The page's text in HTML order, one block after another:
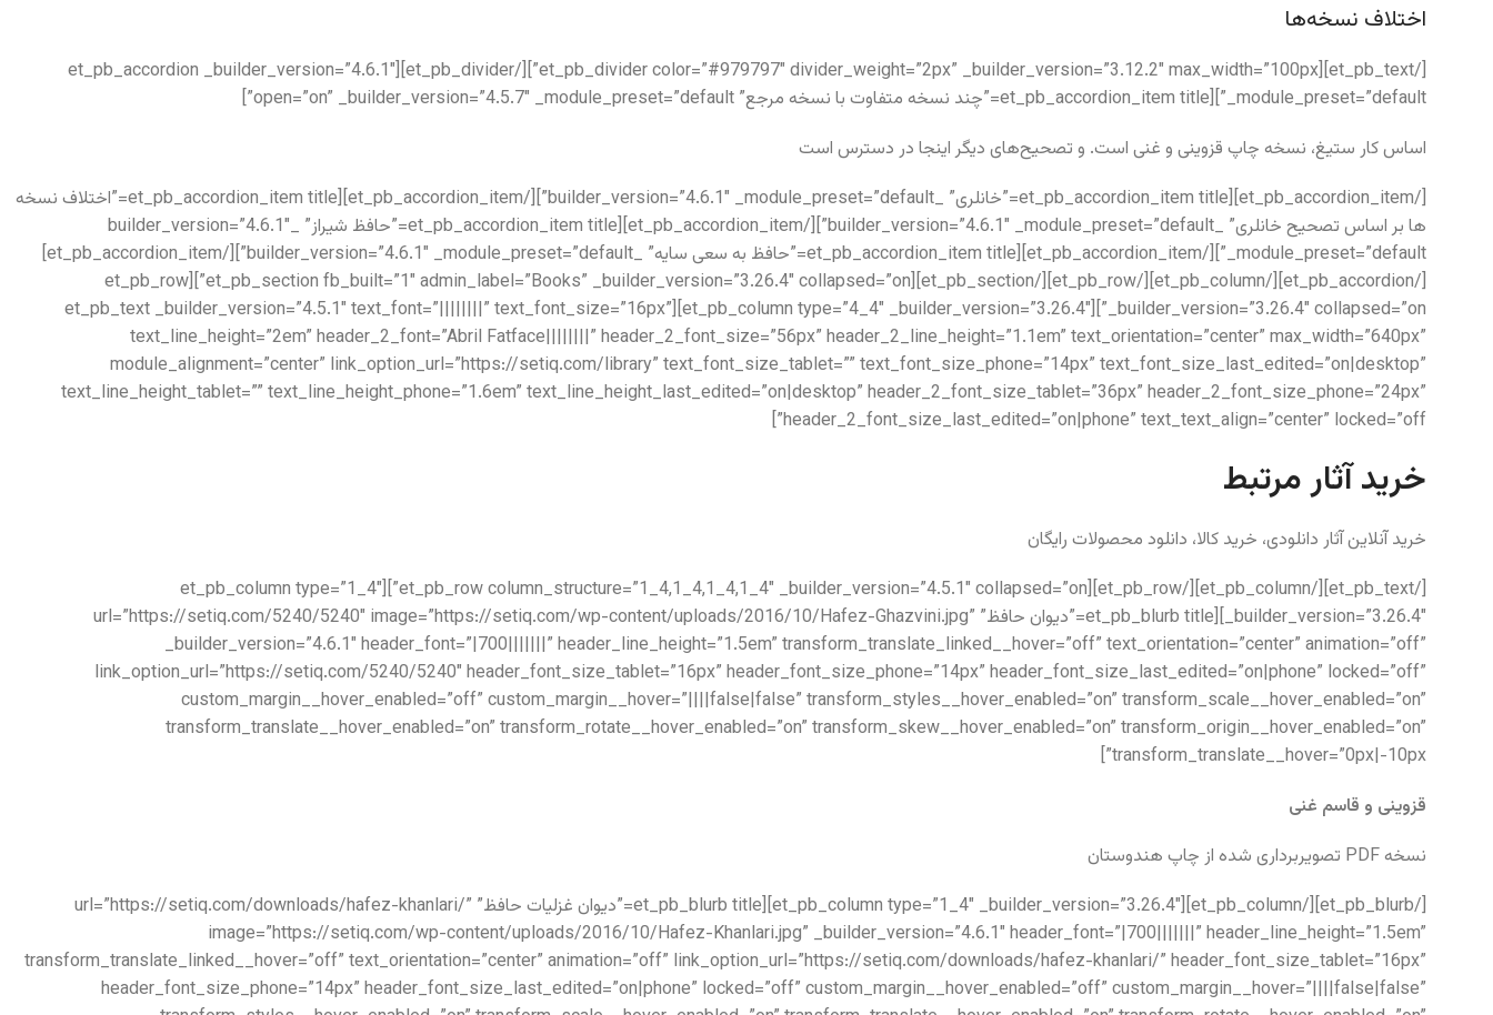
اختلاف نسخه‌ها
[/et_pb_text][et_pb_divider color=”#979797″ divider_weight=”2px” _builder_version=”3.12.2″ max_width=”100px”][/et_pb_divider][et_pb_accordion _builder_version=”4.6.1″
_module_preset=”default”][et_pb_accordion_item title=”چند نسخه متفاوت با نسخه مرجع” open=”on” _builder_version=”4.5.7″ _module_preset=”default”]
اساس کار ستیغ، نسخه چاپ قزوینی و غنی است. و تصحیح‌های دیگر اینجا در دسترس است
[/et_pb_accordion_item][et_pb_accordion_item title=”خانلری” _builder_version=”4.6.1″ _module_preset=”default”][/et_pb_accordion_item][et_pb_accordion_item title=”اختلاف نسخه
ها بر اساس تصحیح خانلری” _builder_version=”4.6.1″ _module_preset=”default”][/et_pb_accordion_item][et_pb_accordion_item title=”حافظ شیراز” _builder_version=”4.6.1″
_module_preset=”default”][/et_pb_accordion_item][et_pb_accordion_item title=”حافظ به سعی سایه” _builder_version=”4.6.1″ _module_preset=”default”][/et_pb_accordion_item]
[/et_pb_accordion][/et_pb_column][/et_pb_row][/et_pb_section][et_pb_section fb_built=”1″ admin_label=”Books” _builder_version=”3.26.4″ collapsed=”on”][et_pb_row
_builder_version=”3.26.4″ collapsed=”on”][et_pb_column type=”4_4″ _builder_version=”3.26.4″][et_pb_text _builder_version=”4.5.1″ text_font=”||||||||” text_font_size=”16px”
text_line_height=”2em” header_2_font=”Abril Fatface||||||||” header_2_font_size=”56px” header_2_line_height=”1.1em” text_orientation=”center” max_width=”640px”
module_alignment=”center” link_option_url=”https://setiq.com/library” text_font_size_tablet=”” text_font_size_phone=”14px” text_font_size_last_edited=”on|desktop”
text_line_height_tablet=”” text_line_height_phone=”1.6em” text_line_height_last_edited=”on|desktop” header_2_font_size_tablet=”36px” header_2_font_size_phone=”24px”
header_2_font_size_last_edited=”on|phone” text_text_align=”center” locked=”off”]
خرید آثار مرتبط
خرید آنلاین آثار دانلودی، خرید کالا، دانلود محصولات رایگان
[/et_pb_text][/et_pb_column][/et_pb_row][et_pb_row column_structure=”1_4,1_4,1_4,1_4″ _builder_version=”4.5.1″ collapsed=”on”][et_pb_column type=”1_4″
_builder_version=”3.26.4″][et_pb_blurb title=”دیوان حافظ” url=”https://setiq.com/5240/5240″ image=”https://setiq.com/wp-content/uploads/2016/10/Hafez-Ghazvini.jpg”
_builder_version=”4.6.1″ header_font=”|700|||||||” header_line_height=”1.5em” transform_translate_linked__hover=”off” text_orientation=”center” animation=”off”
link_option_url=”https://setiq.com/5240/5240″ header_font_size_tablet=”16px” header_font_size_phone=”14px” header_font_size_last_edited=”on|phone” locked=”off”
custom_margin__hover_enabled=”off” custom_margin__hover=”||||false|false” transform_styles__hover_enabled=”on” transform_scale__hover_enabled=”on”
transform_translate__hover_enabled=”on” transform_rotate__hover_enabled=”on” transform_skew__hover_enabled=”on” transform_origin__hover_enabled=”on”
transform_translate__hover=”0px|-10px”]
قزوینی و قاسم غنی
نسخه PDF تصویربرداری شده از چاپ هندوستان
[/et_pb_blurb][/et_pb_column][et_pb_column type=”1_4″ _builder_version=”3.26.4″][et_pb_blurb title=”دیوان غزلیات حافظ” url=”https://setiq.com/downloads/hafez-khanlari/”
image=”https://setiq.com/wp-content/uploads/2016/10/Hafez-Khanlari.jpg” _builder_version=”4.6.1″ header_font=”|700|||||||” header_line_height=”1.5em”
transform_translate_linked__hover=”off” text_orientation=”center” animation=”off” link_option_url=”https://setiq.com/downloads/hafez-khanlari/” header_font_size_tablet=”16px”
header_font_size_phone=”14px” header_font_size_last_edited=”on|phone” locked=”off” custom_margin__hover_enabled=”off” custom_margin__hover=”||||false|false”